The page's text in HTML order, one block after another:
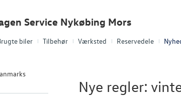
biler Tilbehør Værksted Reservedele
Service Nykøbing Mors
Nye regler: